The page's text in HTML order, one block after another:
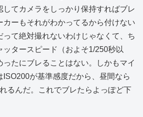
してカメラをしっかり保持すればブレ
カーもそれがわかってるから付けない
って絶対撮れないわけじゃなくて、ち
ッタースピード（およそ1/250秒以
ったにブレることはない。しかもマイ
ISO200が基準感度だから、昼間なら
るんだ。これでブレたらよっぽど下